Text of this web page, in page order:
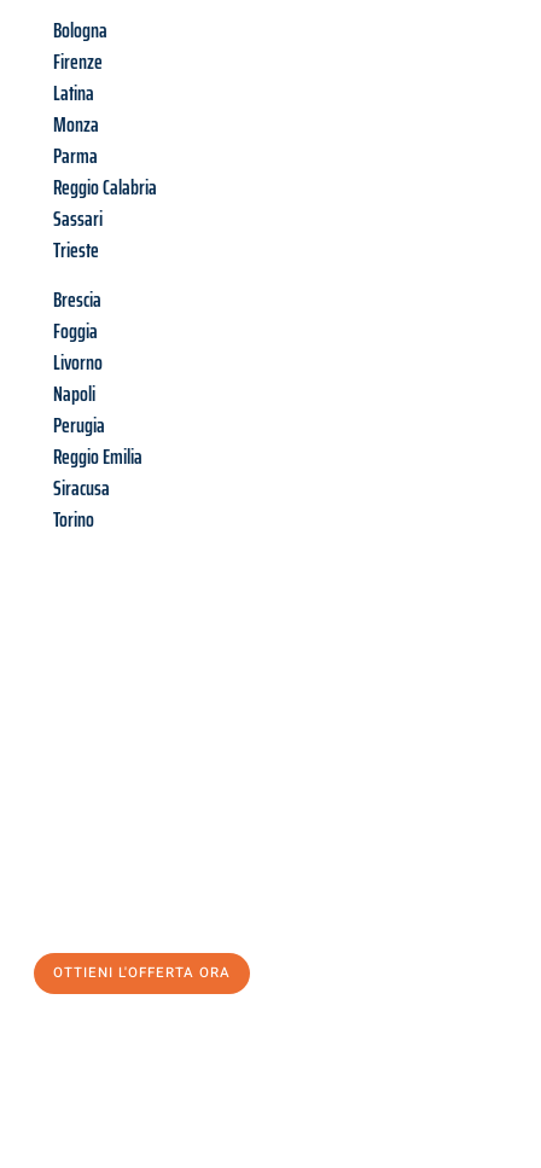
Bologna
Firenze
Latina
Monza
Parma
Reggio Calabria
Sassari
Trieste
Brescia
Foggia
Livorno
Napoli
Perugia
Reggio Emilia
Siracusa
Torino
OTTIENI L'OFFERTA ORA